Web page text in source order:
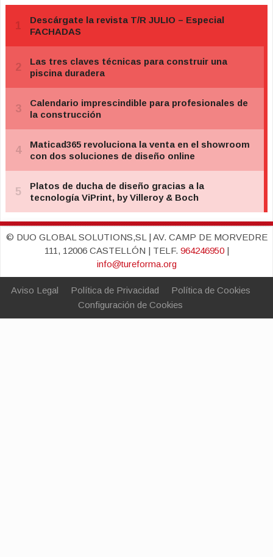
© DUO GLOBAL SOLUTIONS,SL | AV. CAMP DE MORVEDRE
111, 12006 CASTELLÓN | TELF. 964246950|
info@tureforma.org
Aviso Legal Política de Privacidad
Política de Cookies
Configuración de Cookies